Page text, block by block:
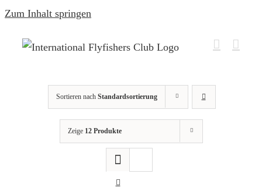
Zum Inhalt springen
Sortieren nach Standardsortierung
Zeige 12 Produkte